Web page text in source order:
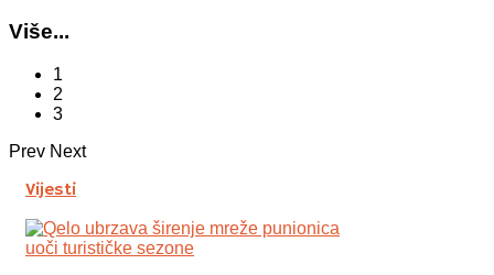
Više...
1
2
3
Prev Next
Vijesti